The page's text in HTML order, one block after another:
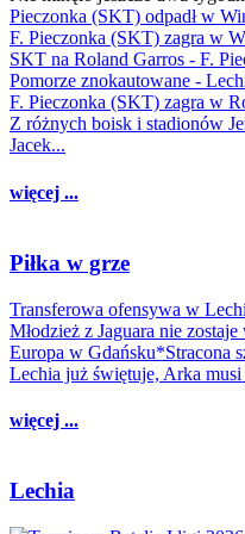
Pieczonka (SKT) odpadł w
F. Pieczonka (SKT) zagra w
SKT na Roland Garros - F.
Pomorze znokautowane -
F. Pieczonka (SKT) zagra w
Z różnych boisk i stadionów
Jacek...
więcej ...
Piłka w grze
Transferowa ofensywa w
Młodzież z Jaguara nie
Europa w Gdańsku*Stracona
Lechia już świętuje, Arka
więcej ...
Lechia